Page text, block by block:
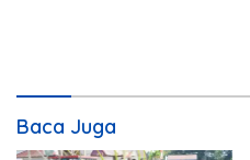
Baca Juga